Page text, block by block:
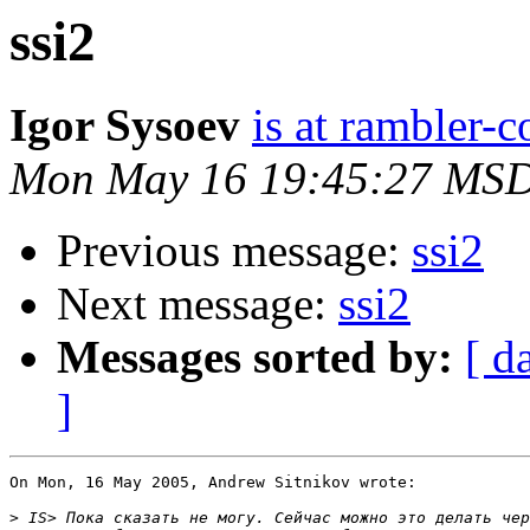
ssi2
Igor Sysoev is at rambler-
Mon May 16 19:45:27
Previous message: ssi2
Next message: ssi2
Messages sorted by: [
]
On Mon, 16 May 2005, Andrew Sitnikov wrote:
>